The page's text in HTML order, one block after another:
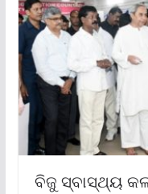
ବିଜୁ ସ୍ବାସ୍ଥ୍ୟ